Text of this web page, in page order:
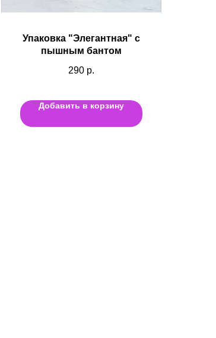
Упаковка "Элегантная" с
пышным бантом
290 р.
Добавить в корзину